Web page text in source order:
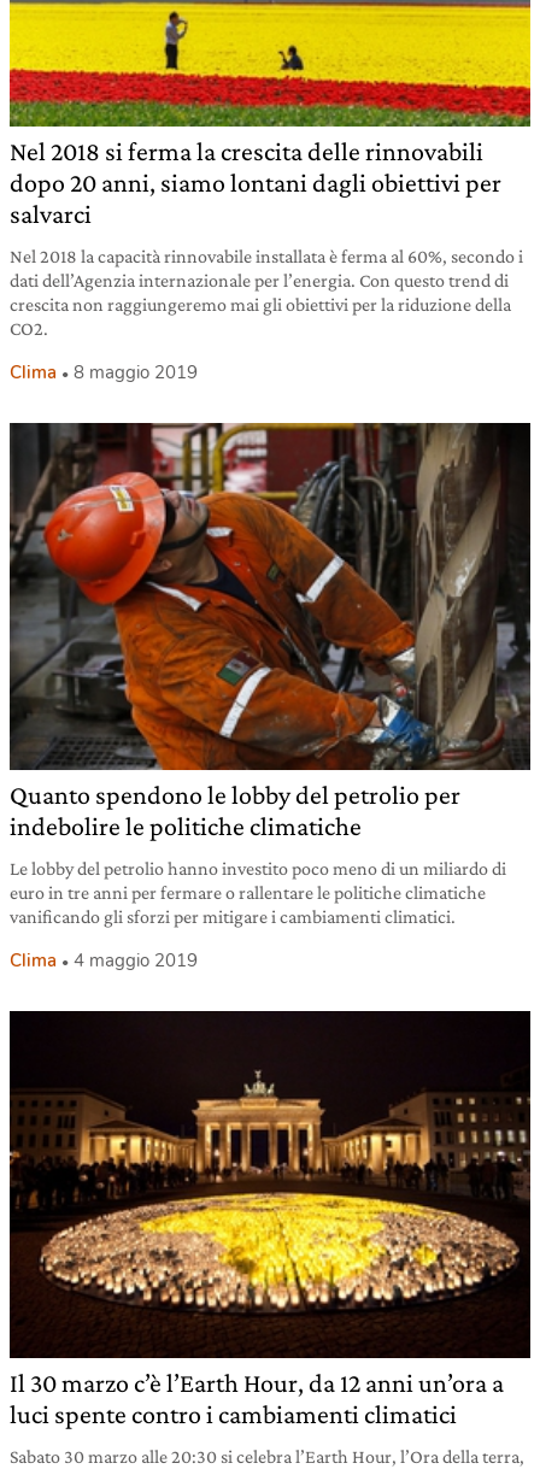
Nel 2018 si ferma la crescita delle rinnovabili
dopo 20 anni, siamo lontani dagli obiettivi per
salvarci
Nel 2018 la capacità rinnovabile installata è ferma al 60%, secondo i
dati dell’Agenzia internazionale per l’energia. Con questo trend di
crescita non raggiungeremo mai gli obiettivi per la riduzione della
CO2.
Clima 8 maggio 2019
Quanto spendono le lobby del petrolio per
indebolire le politiche climatiche
Le lobby del petrolio hanno investito poco meno di un miliardo di
euro in tre anni per fermare o rallentare le politiche climatiche
vanificando gli sforzi per mitigare i cambiamenti climatici.
Clima 4 maggio 2019
Il 30 marzo c’è l’Earth Hour, da 12 anni un’ora a
luci spente contro i cambiamenti climatici
Sabato 30 marzo alle 20:30 si celebra l’Earth Hour, l’Ora della terra,